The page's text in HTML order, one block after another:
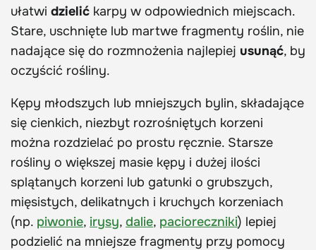
ułatwi dzielić karpy w odpowiednich miejscach.
Stare, uschnięte lub martwe fragmenty roślin, nie
nadające się do rozmnożenia najlepiej usunąć, by
oczyścić rośliny.
Kępy młodszych lub mniejszych bylin, składające
się cienkich, niezbyt rozrośniętych korzeni
można rozdzielać po prostu ręcznie. Starsze
rośliny o większej masie kępy i dużej ilości
splątanych korzeni lub gatunki o grubszych,
mięsistych, delikatnych i kruchych korzeniach
(np. piwonie, irysy, dalie, pacioreczniki) lepiej
podzielić na mniejsze fragmenty przy pomocy